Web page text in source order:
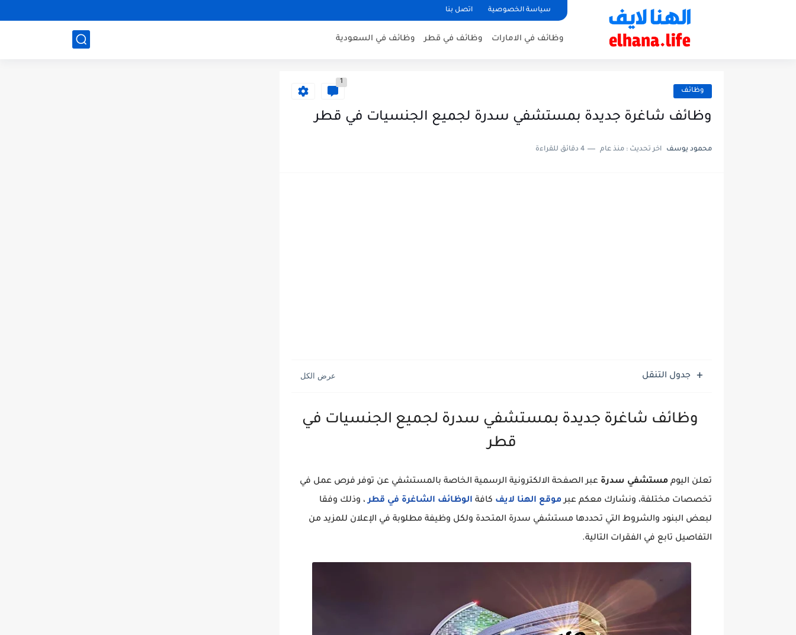
سياسة الخصوصية اتصل بنا
وظائف في الامارات وظائف في قطر وظائف في السعودية
وظائف
1
وظائف شاغرة جديدة بمستشفي سدرة لجميع الجنسيات في قطر
محمود يوسف اخر تحديث : منذ عام 4 دقائق للقراءة
جدول التنقل
وظائف شاغرة جديدة بمستشفي سدرة لجميع الجنسيات في
قطر
تعلن اليوم مستشفي سدرة عبر الصفحة الالكترونية الرسمية الخاصة بالمستشفي عن توفر فرص عمل في
تخصصات مختلفة، ونشارك معكم عبرموقع الهنا لايف كافة الوظائف الشاغرة في قطر ، وذلك وفقا
لبعض البنود والشروط التي تحددها مستشفي سدرة المتحدة ولكل وظيفة مطلوبة في الإعلان للمزيد من
التفاصيل تابع في الفقرات التالية.